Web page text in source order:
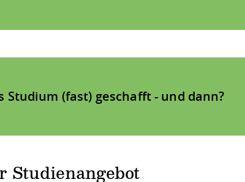
Studium (fast) geschafft - und dann?
Studienangebot